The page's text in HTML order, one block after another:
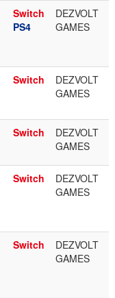
Switch
PS4
DEZVOLT
GAMES
Switch
DEZVOLT
GAMES
Switch
DEZVOLT
GAMES
Switch
DEZVOLT
GAMES
Switch
DEZVOLT
GAMES